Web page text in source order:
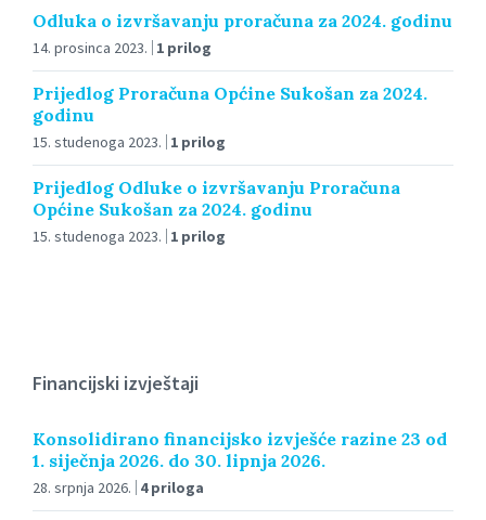
Odluka o izvršavanju proračuna za 2024. godinu
14. prosinca 2023. 1 prilog
Prijedlog Proračuna Općine Sukošan za 2024.
godinu
15. studenoga 2023. 1 prilog
Prijedlog Odluke o izvršavanju Proračuna
Općine Sukošan za 2024. godinu
15. studenoga 2023. 1 prilog
Financijski izvještaji
Konsolidirano financijsko izvješće razine 23 od
1. siječnja 2026. do 30. lipnja 2026.
28. srpnja 2026. 4 priloga